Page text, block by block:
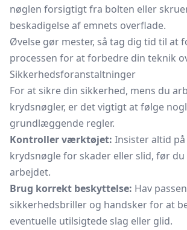
nøglen forsigtigt fra bolten eller
beskadigelse af emnets overflade.
Øvelse gør mester, så tag dig tid til at
processen for at forbedre din teknik
Sikkerhedsforanstaltninger
For at sikre din sikkerhed, mens du
krydsnøgler, er det vigtigt at følge
grundlæggende regler.
Kontroller værktøjet: Insister altid
krydsnøgle for skader eller slid, før
arbejdet.
Brug korrekt beskyttelse: Hav
sikkerhedsbriller og handsker for at
eventuelle utilsigtede slag eller glid.